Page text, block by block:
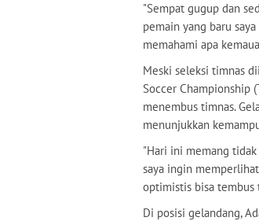
"Sempat gugup dan
pemain yang baru
memahami apa
Meski seleksi timnas
Soccer Championship
menembus timnas.
menunjukkan
"Hari ini memang
saya ingin
optimistis bisa tembus
Di posisi gelandang,